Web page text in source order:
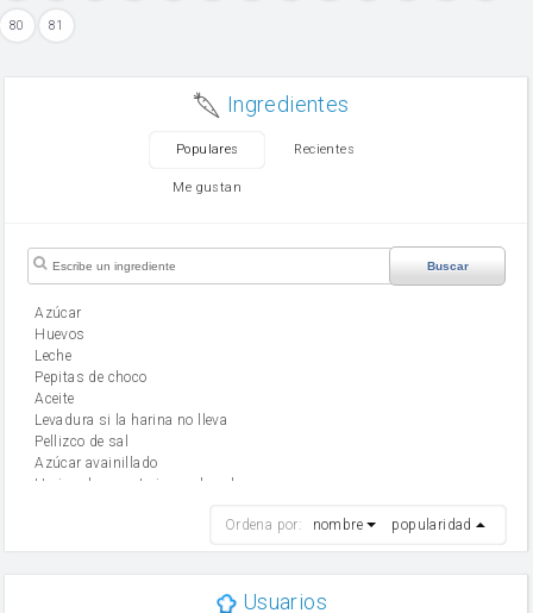
80 81
Ingredientes
Populares Recientes
Me gustan
Buscar
Azúcar
huevos
leche
Pepitas de choco
aceite
Levadura si la harina no lleva
Pellizco de sal
Azúcar avainillado
Harina de reposteria con levadura
mantequilla
Ordena por: nombre popularidad
Usuarios